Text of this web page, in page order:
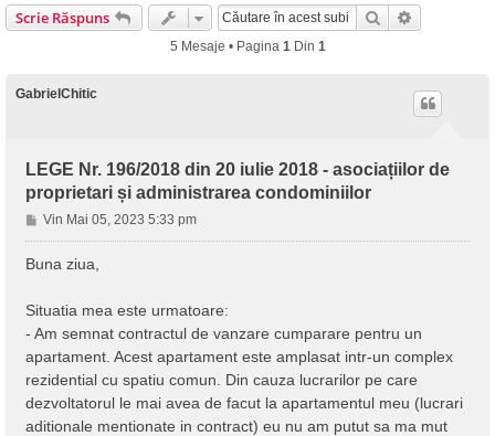
Scrie Răspuns Căutare
5 Mesaje • Pagina 1Din 1
GabrielChitic
LEGE Nr. 196/2018 din 20 iulie 2018 - asociațiilor de
proprietari și administrarea condominiilor
M
e
Vin Mai 05, 2023 5:33 pm
Buna ziua,
Situatia mea este urmatoare:
- Am semnat contractul de vanzare cumparare pentru un
apartament. Acest apartament este amplasat intr-un complex
rezidential cu spatiu comun. Din cauza lucrarilor pe care
dezvoltatorul le mai avea de facut la apartamentul meu (lucrari
aditionale mentionate in contract) eu nu am putut sa ma mut